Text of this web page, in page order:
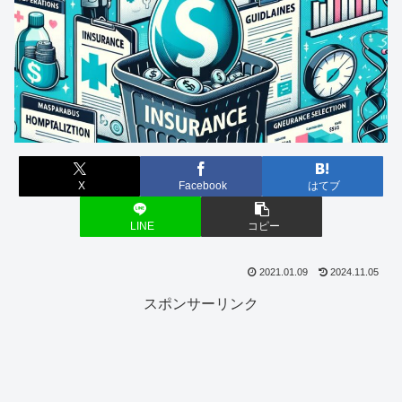
X Facebook はてブ
LINE コピー
2021.01.09 2024.11.05
スポンサーリンク